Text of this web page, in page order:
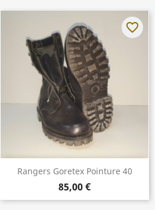
Rangers Goretex Pointure 40
85,00 €
favorite_border